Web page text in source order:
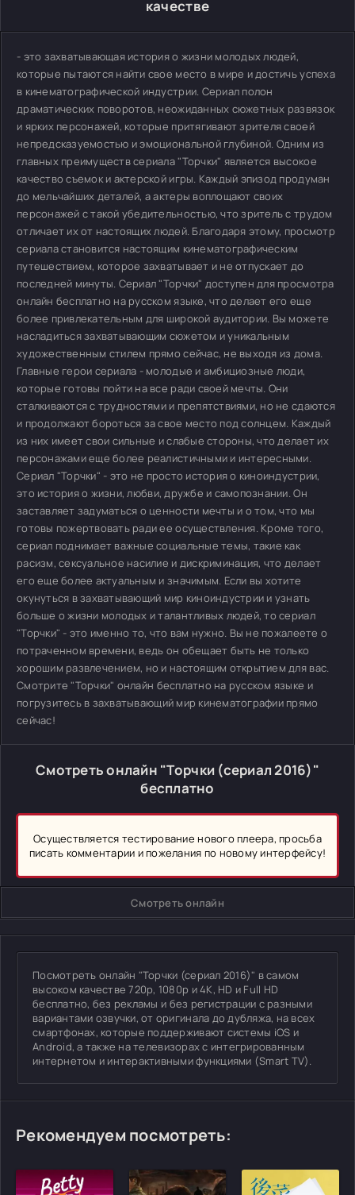
качестве
- это захватывающая история о жизни молодых людей,
которые пытаются найти свое место в мире и достичь успеха
в кинематографической индустрии. Сериал полон
драматических поворотов, неожиданных сюжетных развязок
и ярких персонажей, которые притягивают зрителя своей
непредсказуемостью и эмоциональной глубиной. Одним из
главных преимуществ сериала "Торчки" является высокое
качество съемок и актерской игры. Каждый эпизод продуман
до мельчайших деталей, а актеры воплощают своих
персонажей с такой убедительностью, что зритель с трудом
отличает их от настоящих людей. Благодаря этому, просмотр
сериала становится настоящим кинематографическим
путешествием, которое захватывает и не отпускает до
последней минуты. Сериал "Торчки" доступен для просмотра
онлайн бесплатно на русском языке, что делает его еще
более привлекательным для широкой аудитории. Вы можете
насладиться захватывающим сюжетом и уникальным
художественным стилем прямо сейчас, не выходя из дома.
Главные герои сериала - молодые и амбициозные люди,
которые готовы пойти на все ради своей мечты. Они
сталкиваются с трудностями и препятствиями, но не сдаются
и продолжают бороться за свое место под солнцем. Каждый
из них имеет свои сильные и слабые стороны, что делает их
персонажами еще более реалистичными и интересными.
Сериал "Торчки" - это не просто история о киноиндустрии,
это история о жизни, любви, дружбе и самопознании. Он
заставляет задуматься о ценности мечты и о том, что мы
готовы пожертвовать ради ее осуществления. Кроме того,
сериал поднимает важные социальные темы, такие как
расизм, сексуальное насилие и дискриминация, что делает
его еще более актуальным и значимым. Если вы хотите
окунуться в захватывающий мир киноиндустрии и узнать
больше о жизни молодых и талантливых людей, то сериал
"Торчки" - это именно то, что вам нужно. Вы не пожалеете о
потраченном времени, ведь он обещает быть не только
хорошим развлечением, но и настоящим открытием для вас.
Смотрите "Торчки" онлайн бесплатно на русском языке и
погрузитесь в захватывающий мир кинематографии прямо
сейчас!
Смотреть онлайн "Торчки (сериал 2016)"
бесплатно
Осуществляется тестирование нового плеера, просьба
писать комментарии и пожелания по новому интерфейсу!
Смотреть онлайн
Посмотреть онлайн "Торчки (сериал 2016)" в самом
высоком качестве 720p, 1080p и 4K, HD и Full HD
бесплатно, без рекламы и без регистрации с разными
вариантами озвучки, от оригинала до дубляжа, на всех
смартфонах, которые поддерживают системы iOS и
Android, а также на телевизорах с интегрированным
интернетом и интерактивными функциями (Smart TV).
Рекомендуем посмотреть: